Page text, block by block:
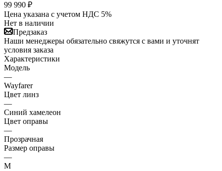
99 990 ₽
Цена указана с учетом НДС 5%
Нет в наличии
Предзаказ
Наши менеджеры обязательно свяжутся с вами и уточнят
условия заказа
Характеристики
Модель
—
Wayfarer
Цвет линз
—
Синий хамелеон
Цвет оправы
—
Прозрачная
Размер оправы
—
M